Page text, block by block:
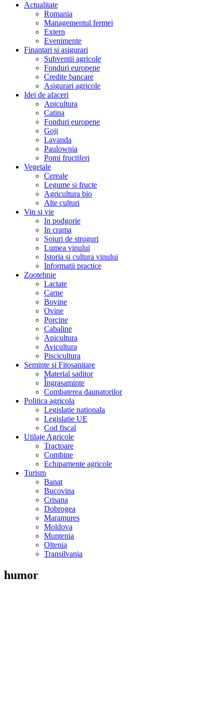
Actualitate
Romania
Managementul fermei
Extern
Evenimente
Finantari si asigurari
Subventii agricole
Fonduri europene
Credite bancare
Asigurari agricole
Idei de afaceri
Apicultura
Catina
Fonduri europene
Goji
Lavanda
Paulownia
Pomi fructiferi
Vegetale
Cereale
Legume si fructe
Agricultura bio
Alte culturi
Vin si vie
In podgorie
In crama
Soiuri de struguri
Lumea vinului
Istoria si cultura vinului
Informatii practice
Zootehnie
Lactate
Carne
Bovine
Ovine
Porcine
Cabaline
Apicultura
Avicultura
Piscicultura
Seminte si Fitosanitare
Material saditor
Îngrasaminte
Combaterea daunatorilor
Politica agricola
Legislatie nationala
Legislatie UE
Cod fiscal
Utilaje Agricole
Tractoare
Combine
Echipamente agricole
Turism
Banat
Bucovina
Crisana
Dobrogea
Maramures
Moldova
Muntenia
Oltenia
Transilvania
humor